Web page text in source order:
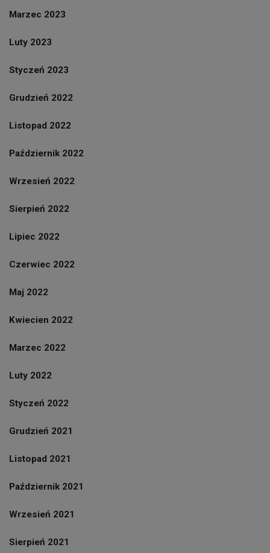
Marzec 2023
Luty 2023
Styczeń 2023
Grudzień 2022
Listopad 2022
Październik 2022
Wrzesień 2022
Sierpień 2022
Lipiec 2022
Czerwiec 2022
Maj 2022
Kwiecien 2022
Marzec 2022
Luty 2022
Styczeń 2022
Grudzień 2021
Listopad 2021
Październik 2021
Wrzesień 2021
Sierpień 2021